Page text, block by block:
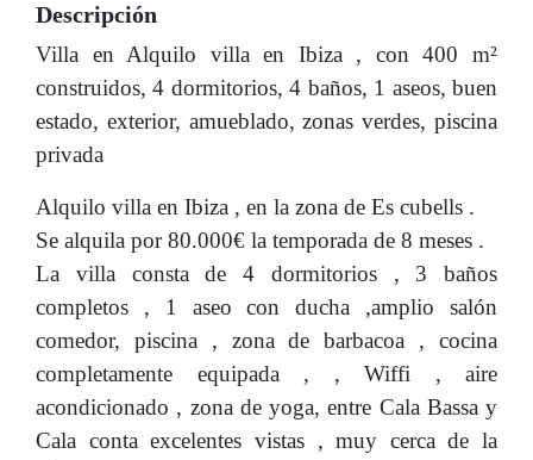
Descripción
Villa en Alquilo villa en Ibiza , con 400 m²
construidos, 4 dormitorios, 4 baños, 1 aseos, buen
estado, exterior, amueblado, zonas verdes, piscina
privada
Alquilo villa en Ibiza , en la zona de Es cubells .
Se alquila por 80.000€ la temporada de 8 meses .
La villa consta de 4 dormitorios , 3 baños
completos , 1 aseo con ducha ,amplio salón
comedor, piscina , zona de barbacoa , cocina
completamente equipada , , Wiffi , aire
acondicionado , zona de yoga, entre Cala Bassa y
Cala conta excelentes vistas , muy cerca de la